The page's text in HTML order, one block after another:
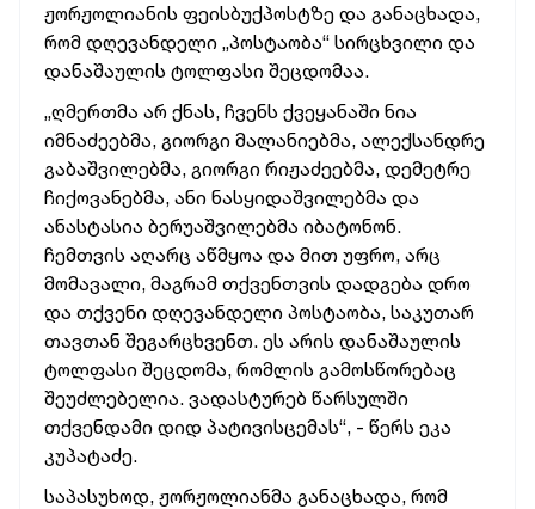
ჟორჟოლიანის ფეისბუქპოსტზე და განაცხადა,
რომ დღევანდელი „პოსტაობა“ სირცხვილი და
დანაშაულის ტოლფასი შეცდომაა.
„ღმერთმა არ ქნას, ჩვენს ქვეყანაში ნია
იმნაძეებმა, გიორგი მალანიებმა, ალექსანდრე
გაბაშვილებმა, გიორგი რიჟაძეებმა, დემეტრე
ჩიქოვანებმა, ანი ნასყიდაშვილებმა და
ანასტასია ბერუაშვილებმა იბატონონ.
ჩემთვის აღარც აწმყოა და მით უფრო, არც
მომავალი, მაგრამ თქვენთვის დადგება დრო
და თქვენი დღევანდელი პოსტაობა, საკუთარ
თავთან შეგარცხვენთ. ეს არის დანაშაულის
ტოლფასი შეცდომა, რომლის გამოსწორებაც
შეუძლებელია. ვადასტურებ წარსულში
თქვენდამი დიდ პატივისცემას“, - წერს ეკა
კუპატაძე.
საპასუხოდ, ჟორჟოლიანმა განაცხადა, რომ